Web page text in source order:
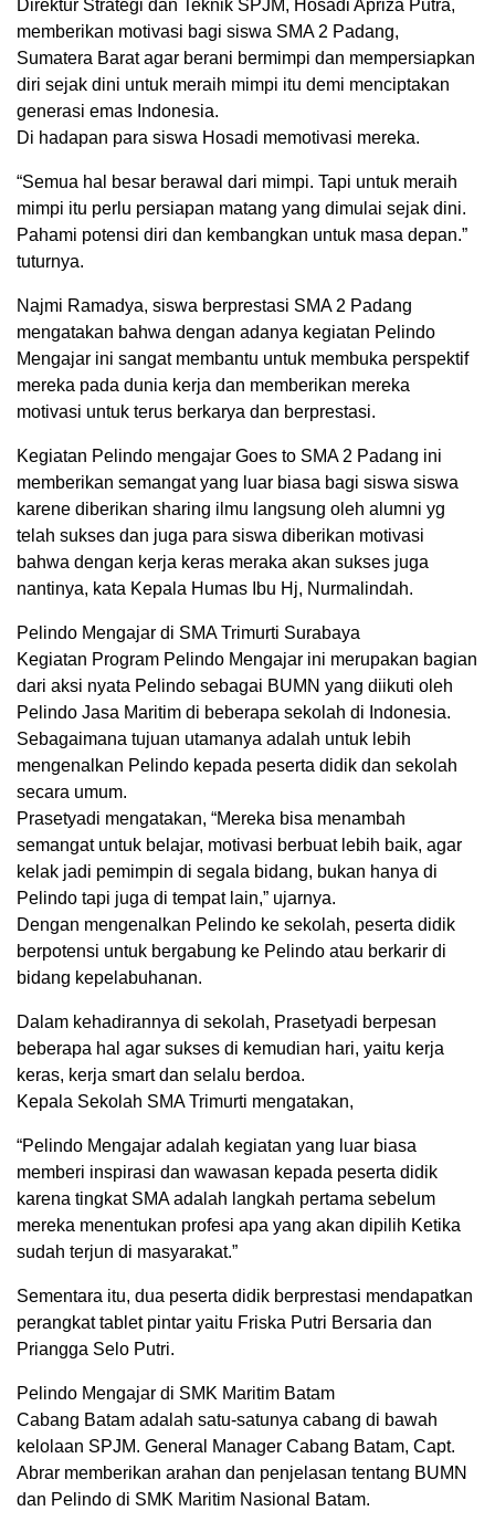
Direktur Strategi dan Teknik SPJM, Hosadi Apriza Putra,
memberikan motivasi bagi siswa SMA 2 Padang,
Sumatera Barat agar berani bermimpi dan mempersiapkan
diri sejak dini untuk meraih mimpi itu demi menciptakan
generasi emas Indonesia.
Di hadapan para siswa Hosadi memotivasi mereka.
“Semua hal besar berawal dari mimpi. Tapi untuk meraih
mimpi itu perlu persiapan matang yang dimulai sejak dini.
Pahami potensi diri dan kembangkan untuk masa depan.”
tuturnya.
Najmi Ramadya, siswa berprestasi SMA 2 Padang
mengatakan bahwa dengan adanya kegiatan Pelindo
Mengajar ini sangat membantu untuk membuka perspektif
mereka pada dunia kerja dan memberikan mereka
motivasi untuk terus berkarya dan berprestasi.
Kegiatan Pelindo mengajar Goes to SMA 2 Padang ini
memberikan semangat yang luar biasa bagi siswa siswa
karene diberikan sharing ilmu langsung oleh alumni yg
telah sukses dan juga para siswa diberikan motivasi
bahwa dengan kerja keras meraka akan sukses juga
nantinya, kata Kepala Humas Ibu Hj, Nurmalindah.
Pelindo Mengajar di SMA Trimurti Surabaya
Kegiatan Program Pelindo Mengajar ini merupakan bagian
dari aksi nyata Pelindo sebagai BUMN yang diikuti oleh
Pelindo Jasa Maritim di beberapa sekolah di Indonesia.
Sebagaimana tujuan utamanya adalah untuk lebih
mengenalkan Pelindo kepada peserta didik dan sekolah
secara umum.
Prasetyadi mengatakan, “Mereka bisa menambah
semangat untuk belajar, motivasi berbuat lebih baik, agar
kelak jadi pemimpin di segala bidang, bukan hanya di
Pelindo tapi juga di tempat lain,” ujarnya.
Dengan mengenalkan Pelindo ke sekolah, peserta didik
berpotensi untuk bergabung ke Pelindo atau berkarir di
bidang kepelabuhanan.
Dalam kehadirannya di sekolah, Prasetyadi berpesan
beberapa hal agar sukses di kemudian hari, yaitu kerja
keras, kerja smart dan selalu berdoa.
Kepala Sekolah SMA Trimurti mengatakan,
“Pelindo Mengajar adalah kegiatan yang luar biasa
memberi inspirasi dan wawasan kepada peserta didik
karena tingkat SMA adalah langkah pertama sebelum
mereka menentukan profesi apa yang akan dipilih Ketika
sudah terjun di masyarakat.”
Sementara itu, dua peserta didik berprestasi mendapatkan
perangkat tablet pintar yaitu Friska Putri Bersaria dan
Priangga Selo Putri.
Pelindo Mengajar di SMK Maritim Batam
Cabang Batam adalah satu-satunya cabang di bawah
kelolaan SPJM. General Manager Cabang Batam, Capt.
Abrar memberikan arahan dan penjelasan tentang BUMN
dan Pelindo di SMK Maritim Nasional Batam.